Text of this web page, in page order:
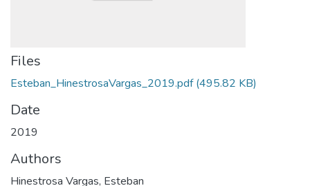
Files
Esteban_HinestrosaVargas_2019.pdf(495.82 KB)
Date
2019
Authors
Hinestrosa Vargas, Esteban